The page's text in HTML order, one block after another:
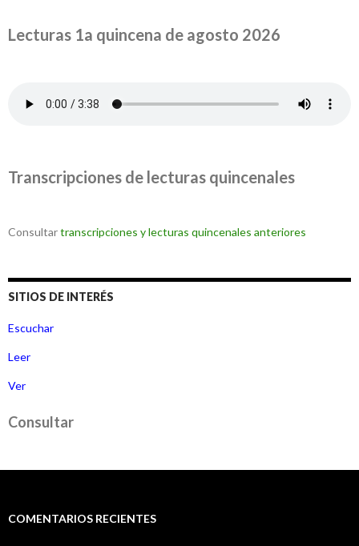
Lecturas 1a quincena de agosto 2026
Transcripciones de lecturas quincenales
Consultartranscripciones y lecturas quincenales anteriores
SITIOS DE INTERÉS
Escuchar
Leer
Ver
Consultar
COMENTARIOS RECIENTES